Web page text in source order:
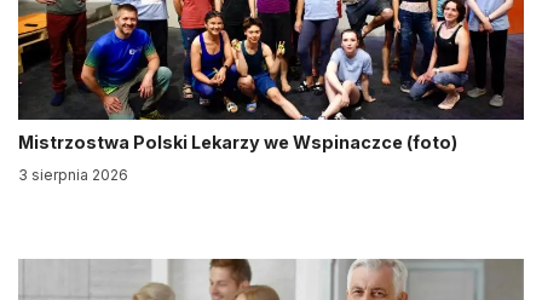
Mistrzostwa Polski Lekarzy we Wspinaczce (foto)
3 sierpnia 2026